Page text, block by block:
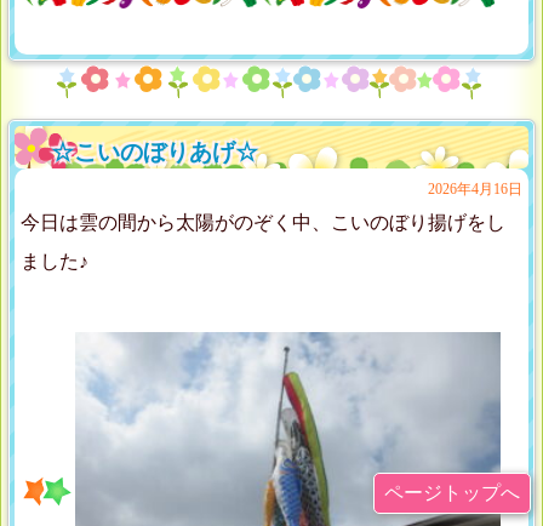
☆こいのぼりあげ☆
2026年4月16日
今日は雲の間から太陽がのぞく中、こいのぼり揚げをし
ました♪
ページトップへ